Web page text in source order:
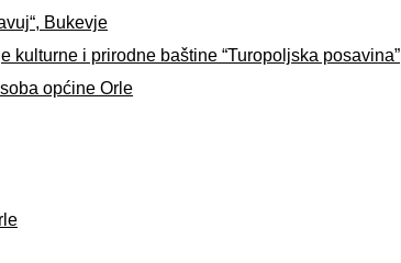
Bukevje
kulturne i prirodne baštine “Turopoljska posavina”
općine Orle